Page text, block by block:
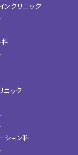
ンクリニック
ニック
ション科